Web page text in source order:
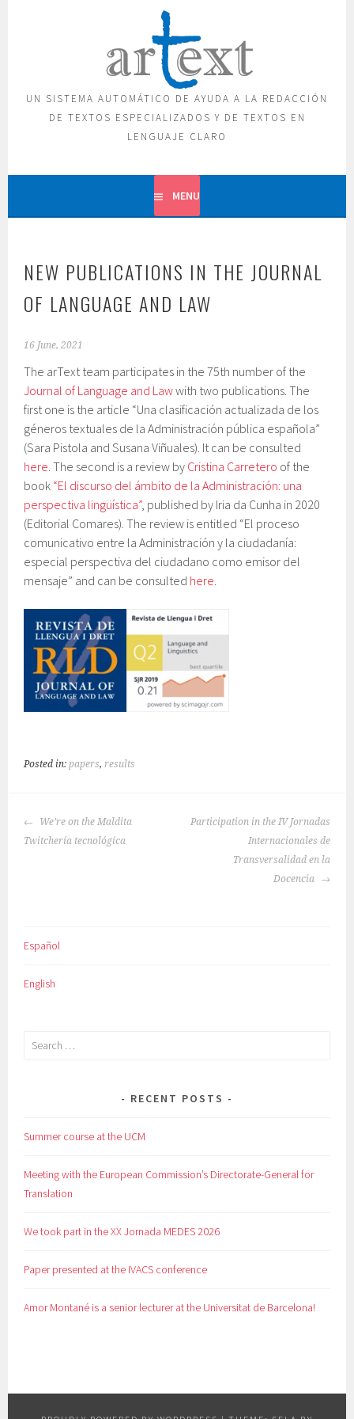
UN SISTEMA AUTOMÁTICO DE AYUDA A LA REDACCIÓN
DE TEXTOS ESPECIALIZADOS Y DE TEXTOS EN
LENGUAJE CLARO
MENU
NEW PUBLICATIONS IN THE JOURNAL
OF LANGUAGE AND LAW
16 June, 2021
The arText team participates in the 75th number of the
Journal of Language and Lawwith two publications. The
first one is the article “Una clasificación actualizada de los
géneros textuales de la Administración pública española”
(Sara Pistola and Susana Viñuales). It can be consulted
here. The second is a review by Cristina Carretero of the
book “El discurso del ámbito de la Administración: una
perspectiva lingüística”, published by Iria da Cunha in 2020
(Editorial Comares). The review is entitled “El proceso
comunicativo entre la Administración y la ciudadanía:
especial perspectiva del ciudadano como emisor del
mensaje” and can be consulted here.
Posted in:papers,results
POST
NAVIGATION
We’re on the Maldita
Twitchería tecnológica
Participation in the IV Jornadas
Internacionales de
Transversalidad en la
Docencia
Español
English
Search
RECENT POSTS
Summer course at the UCM
Meeting with the European Commission’s Directorate-General for
Translation
We took part in the XX Jornada MEDES 2026
Paper presented at the IVACS conference
Amor Montané is a senior lecturer at the Universitat de Barcelona!